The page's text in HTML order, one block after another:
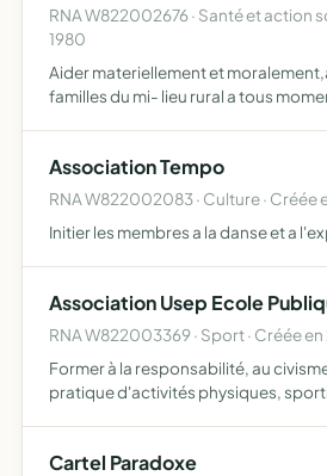
RNA W822002676 · Santé et action
1980
Aider materiellement et
familles du mi- lieu rural a tous
Association Tempo
RNA W822002083 · Culture · Créée
Initier les membres a la danse et a
Association Usep Ecole
RNA W822003369 · Sport · Créée en
Former à la responsabilité, au
pratique d'activités physiques,
Cartel Paradoxe